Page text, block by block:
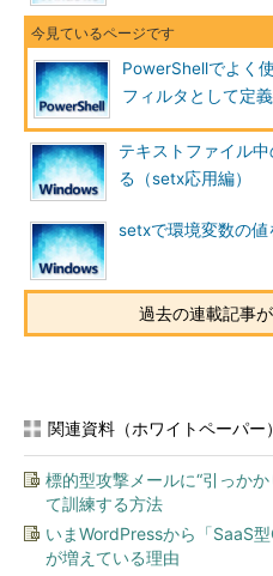
PowerShellでよく
フィルタとして定
テキストファイル
る（setx応用編）
setxで環境変数の値
過去の連載記事
関連資料（ホワイトペーパー）
標的型攻撃メールに“引っか
て訓練する方法
いまWordPressから「SaaS
が増えている理由